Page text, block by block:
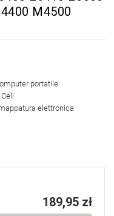
M4500
portatile
elettronica
189,95 zł